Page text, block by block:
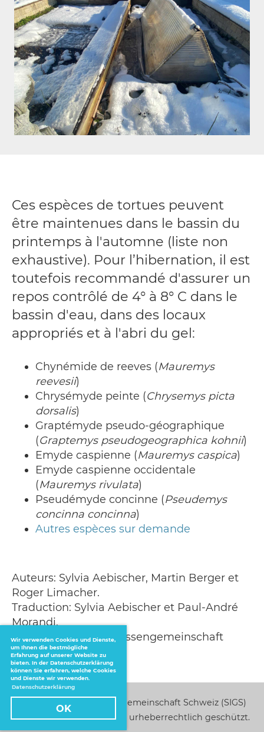
Wir verwenden Cookies und Dienste,
um Ihnen die bestmögliche
Erfahrung auf unserer Website zu
bieten. In der Datenschutzerklärung
können Sie erfahren, welche Cookies
und Dienste wir verwenden.
Datenschutzerklärung
OK
Ces espèces de tortues peuvent
être maintenues dans le bassin du
printemps à l'automne (liste non
exhaustive). Pour l’hibernation, il est
toutefois recommandé d'assurer un
repos contrôlé de 4° à 8° C dans le
bassin d'eau, dans des locaux
appropriés et à l'abri du gel:
Chynémide de reeves (Mauremys
reevesii)
Chrysémyde peinte (Chrysemys picta
dorsalis)
Graptémyde pseudo-géographique
(Graptemys pseudogeographica kohnii)
Emyde caspienne (Mauremys caspica)
Emyde caspienne occidentale
(Mauremys rivulata)
Pseudémyde concinne (Pseudemys
concinna concinna)
Autres espèces sur demande
Auteurs: Sylvia Aebischer, Martin Berger et
Roger Limacher.
Traduction: Sylvia Aebischer et Paul-André
Morandi.
© Schildkröten-Interessengemeinschaft
Schweiz (SIGS) 2023
Schildkröten-Interessengemeinschaft Schweiz (SIGS)
Alle Bilder und Texte sind urheberrechtlich geschützt.